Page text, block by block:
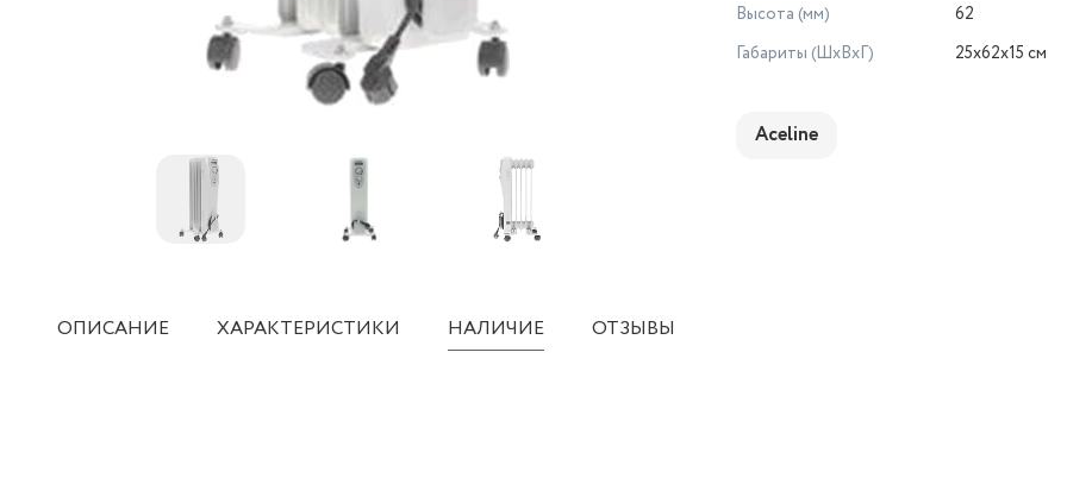
Высота (мм)
62
Габариты (ШхВхГ)
25х62х15 см
Aceline
ОПИСАНИЕ ХАРАКТЕРИСТИКИ НАЛИЧИЕ ОТЗЫВЫ